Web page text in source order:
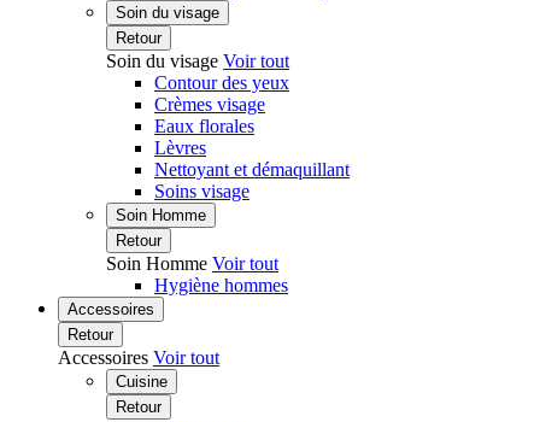
Soin du visage
Retour
Soin du visage Voir tout
Contour des yeux
Crèmes visage
Eaux florales
Lèvres
Nettoyant et démaquillant
Soins visage
Soin Homme
Retour
Soin Homme Voir tout
Hygiène hommes
Accessoires
Retour
Accessoires Voir tout
Cuisine
Retour